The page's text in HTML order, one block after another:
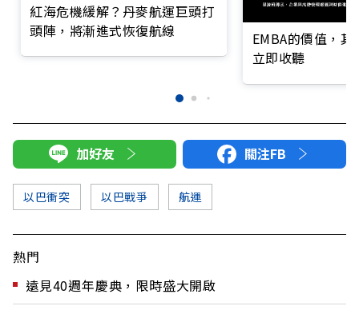
紅海危機緩解？丹麥航運巨頭打
頭陣，將漸進式恢復航線
EMBA的價值，
立即收聽
加好友 關注FB
以巴衝突 以巴戰爭 航運
熱門
遠見40週年慶典，限時盛大開啟